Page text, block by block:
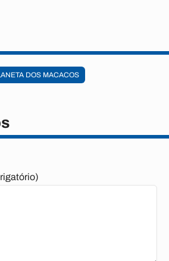
DOS MACACOS